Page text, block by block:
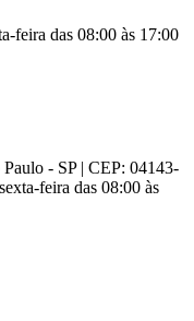
feira das 08:00 às 17:00
- SP | CEP: 04143-
feira das 08:00 às